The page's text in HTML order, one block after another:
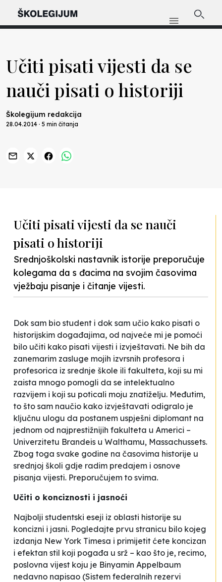
Učiti pisati vijesti da se
nauči pisati o historiji
Školegijum redakcija
28.04.2014 · 5 min čitanja
Učiti pisati vijesti da se nauči
pisati o historiji
Srednjoškolski nastavnik istorije preporučuje
kolegama da s đacima na svojim časovima
vježbaju pisanje i čitanje vijesti.
Dok sam bio student i dok sam učio kako pisati o
historijskim događajima, od najveće mi je pomoći
bilo učiti kako pisati vijesti i izvještavati. Ne bih da
zanemarim zasluge mojih izvrsnih profesora i
profesorica iz srednje škole ili fakulteta, koji su mi
zaista mnogo pomogli da se intelektualno
razvijem i koji su poticali moju znatiželju. Međutim,
to što sam naučio kako izvještavati odigralo je
ključnu ulogu da postanem uspješni diplomant na
jednom od najprestižnijih fakulteta u Americi –
Univerzitetu Brandeis u Walthamu, Massachussets.
Zbog toga svake godine na časovima historije u
srednjoj školi gdje radim predajem i osnove
pisanja vijesti. Preporučujem to svima.
Učiti o konciznosti i jasnoći
Najbolji studentski eseji iz oblasti historije su
koncizni i jasni. Pogledajte prvu stranicu bilo kojeg
izdanja New York Timesa i primijetit ćete koncizan
i efektan stil koji pogađa u srž – kao što je, recimo,
poslovna vijest koju je Binyamin Appelbaum
nedavno napisao (Sistem federalnih rezervi